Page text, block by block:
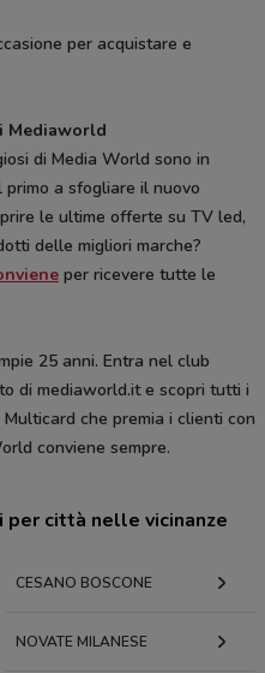
per acquistare e
Mediaworld
di Media World sono in
a sfogliare il nuovo
le ultime offerte su TV led,
delle migliori marche?
per ricevere tutte le
25 anni. Entra nel club
di mediaworld.it e scopri tutti i
che premia i clienti con
conviene sempre.
città nelle vicinanze
CESANO BOSCONE
NOVATE MILANESE